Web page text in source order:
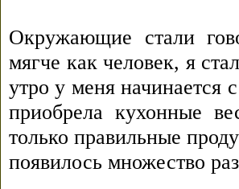
Окружающие стали
мягче как человек, я
утро у меня
приобрела кухонные
только правильные
появилось множество